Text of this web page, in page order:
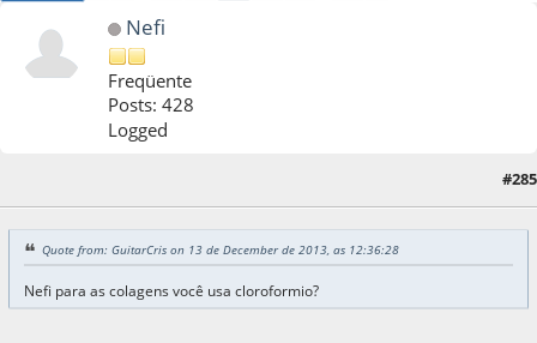
Nefi
Freqüente
Posts: 428
Logged
#285
Quote from: GuitarCris on 13 de December de 2013, as 12:36:28
Nefi para as colagens você usa cloroformio?